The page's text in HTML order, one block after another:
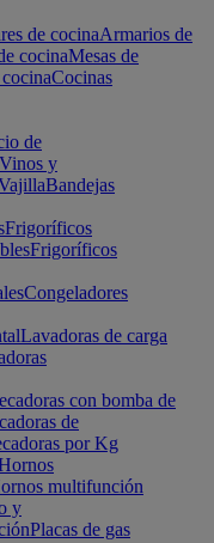
de cocinaArmarios de
cocinaMesas de
Cocinas
de
Vinos y
Bandejas
Frigoríficos
Frigoríficos
Congeladores
Lavadoras de carga
con bomba de
de
por Kg
multifunción
y
Placas de gas